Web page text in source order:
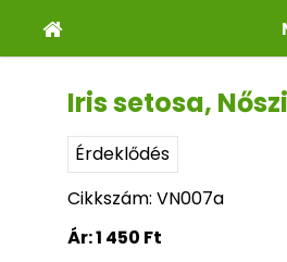
Iris setosa,
Érdeklődés
Cikkszám: VN007a
Ár:1 450 Ft